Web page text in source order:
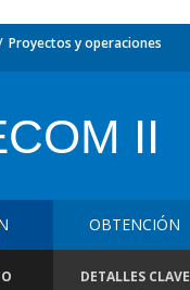
Proyectos y operaciones
II
OBTENCIÓN
DETALLES CLAVE